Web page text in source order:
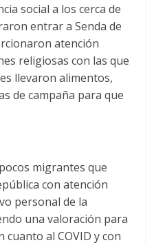
social a los cerca de
entrar a Senda de
atención
religiosas con las que
llevaron alimentos,
de campaña para que
migrantes que
con atención
personal de la
una valoración para
al COVID y con